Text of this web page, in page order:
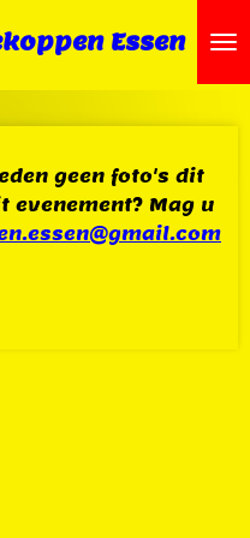
Essen
geen foto's dit
evenement? Mag u